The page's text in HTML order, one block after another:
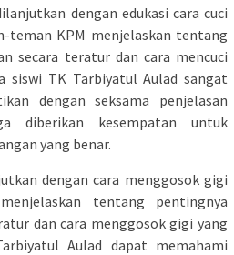
dengan edukasi cara cuci
teman KPM menjelaskan tentang
secara teratur dan cara mencuci
siswi TK Tarbiyatul Aulad sangat
dengan seksama penjelasan
diberikan kesempatan untuk
yang benar.
dengan cara menggosok gigi
tentang pentingnya
dan cara menggosok gigi yang
Aulad dapat memahami